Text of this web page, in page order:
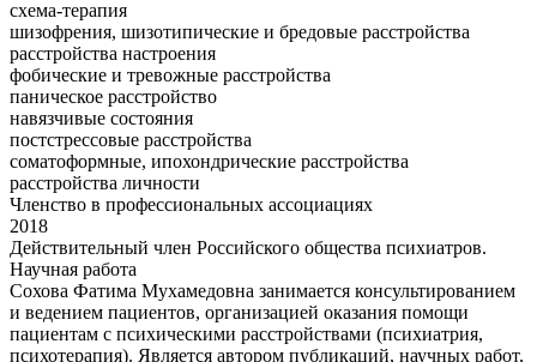
схема-терапия
шизофрения, шизотипические и бредовые расстройства
расстройства настроения
фобические и тревожные расстройства
паническое расстройство
навязчивые состояния
постстрессовые расстройства
cоматоформные, ипохондрические расстройства
расстройства личности
Членство в профессиональных ассоциациях
2018
Действительный член Российского общества психиатров.
Научная работа
Сохова Фатима Мухамедовна занимается консультированием
и ведением пациентов, организацией оказания помощи
пациентам с психическими расстройствами (психиатрия,
психотерапия). Является автором публикаций, научных работ,